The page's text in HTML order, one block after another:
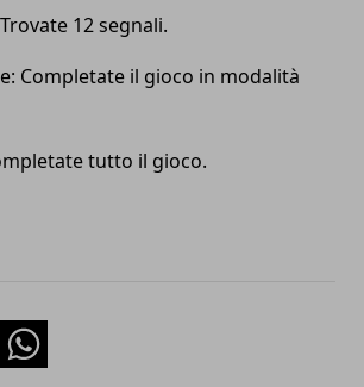
12 segnali.
Completate il gioco in modalità
tutto il gioco.
Whatsapp